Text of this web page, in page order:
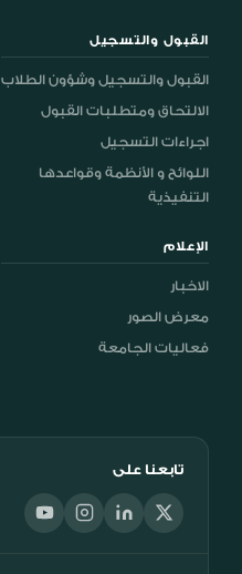
القبول والتسجيل
القبول والتسجيل وشؤون الطلاب
الالتحاق ومتطلبات القبول
اجراءات التسجيل
اللوائح و الأنظمة وقواعدها
التنفيذية
الإعلام
الاخبار
معرض الصور
فعاليات الجامعة
تابعنا على